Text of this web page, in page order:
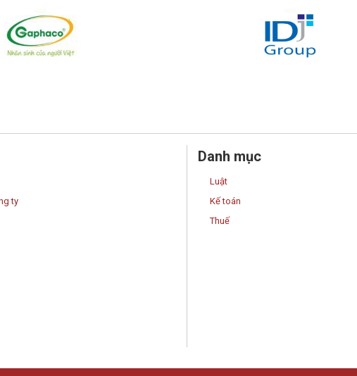
ty
Danh mục
Luật
Kế toán
Thuế